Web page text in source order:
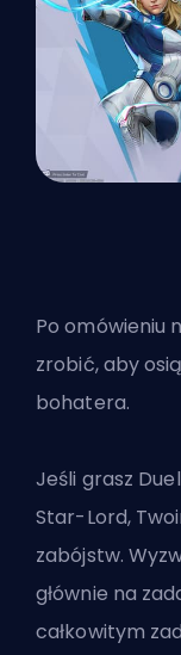
Po omówieniu
zrobić, aby
bohatera.
Jeśli grasz
Star-Lord,
zabójstw.
głównie na
całkowitym